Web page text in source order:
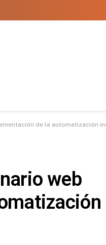
de la automatización industrial
web